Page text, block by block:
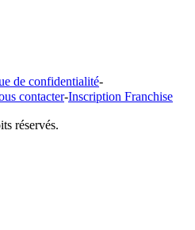
de confidentialité-
contacter-Inscription Franchise
réservés.